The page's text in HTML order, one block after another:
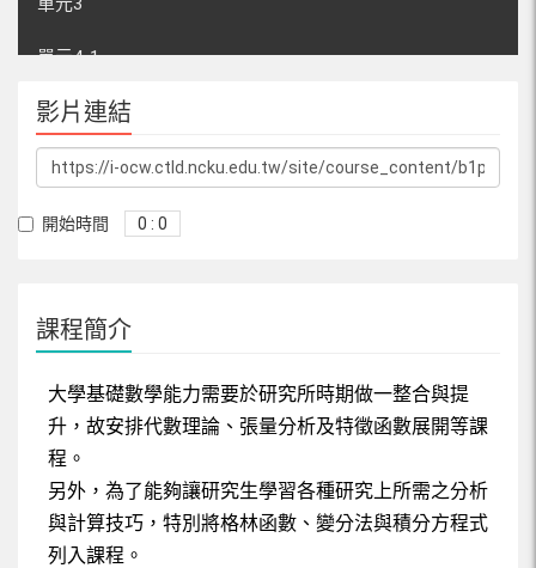
單元4-1
單元4-2
單元5-1
單元5-2
單元7
單元8-1
單元8-2
單元9-1
單元9-2
影片連結
開始時間 0 : 0
課程簡介
大學基礎數學能力需要於研究所時期做一整合與提
升，故安排代數理論、張量分析及特徵函數展開等課
程。
另外，為了能夠讓研究生學習各種研究上所需之分析
與計算技巧，特別將格林函數、變分法與積分方程式
列入課程。